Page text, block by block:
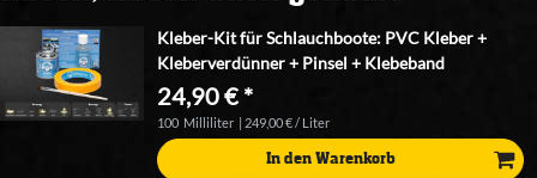
Kleber-Kit für Schlauchboote: PVC Kleber +
Kleberverdünner + Pinsel + Klebeband
24,90 € *
100 Milliliter | 249,00 € / Liter
In den Warenkorb